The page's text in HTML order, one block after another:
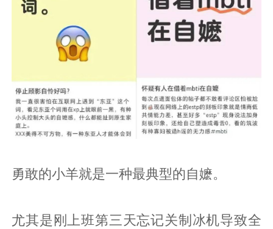
勇敢的小羊就是一种最典型的自嬷。
尤其是刚上班第三天忘记关制冰机导致全